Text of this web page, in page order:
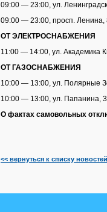
09:00 — 23:00, ул.
09:00 — 23:00, просп. Ленина,
ОТ ЭЛЕКТРОСНАБЖЕНИЯ
11:00 — 14:00, ул. Академика
ОТ ГАЗОСНАБЖЕНИЯ
10:00 — 13:00, ул. Полярные
10:00 — 13:00, ул. Папанина,
О фактах самовольных
<< вернуться к списку новостей